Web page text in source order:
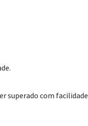
superado com facilidade